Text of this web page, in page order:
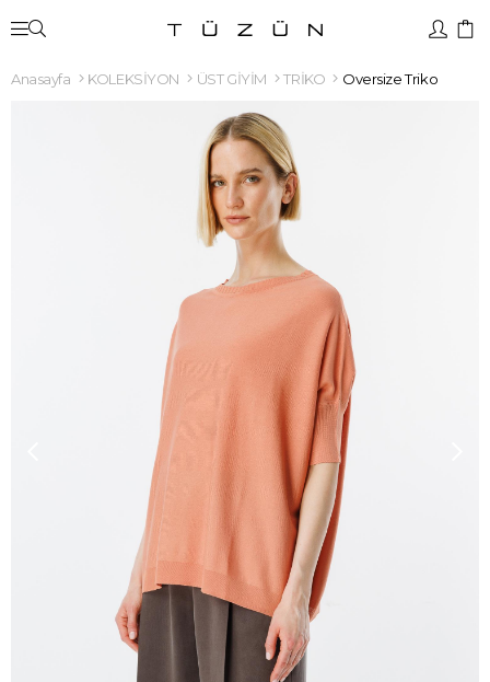
Anasayfa KOLEKSİYON ÜST GİYİM TRİKO Oversize Triko